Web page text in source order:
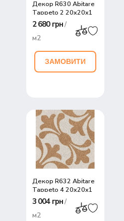
Декор R630 Abitare
Tappeto 2 20x20x1
2 680 грн/
м2
ЗАМОВИТИ
Декор R632 Abitare
Tappeto 4 20x20x1
3 004 грн/
м2